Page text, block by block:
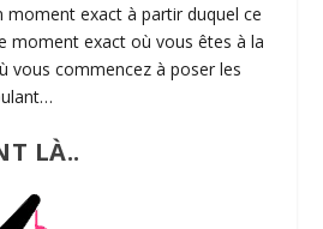
moment exact à partir duquel ce
moment exact où vous êtes à la
vous commencez à poser les
LÀ..